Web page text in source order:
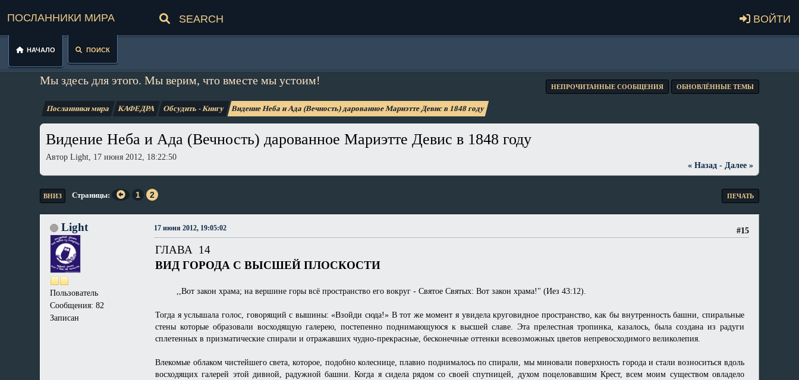
Посланники мира Войти
Начало Поиск
Мы здесь для этого. Мы верим, что вместе мы устоим! НЕПРОЧИТАННЫЕ СООБЩЕНИЯ ОБНОВЛЁННЫЕ ТЕМЫ
Посланники мира КАФЕДРА Обсудить - Книгу Видение Неба и Ада (Вечность) дарованное Мариэтте Девис в 1848 году
Видение Неба и Ада (Вечность) дарованное Мариэтте Девис в 1848 году
Автор Light, 17 июня 2012, 18:22:50
« Назад- Далее »
ПЕЧАТЬ
ВНИЗ Страницы 1 2
Light
Пользователь
Сообщения: 82
Записан
#15
17 июня 2012, 19:05:02
ГЛАВА 14
ВИД ГОРОДА С ВЫСШЕЙ ПЛОСКОСТИ
,,Вот закон храма; на вершине горы всё пространство его вокруг - Святое Святых: Вот закон храма!" (Иез 43:12).
Тогда я услышала голос, говорящий с вышины: «Взойди сюда!» В тот же момент я увидела круговидное пространство, как бы внутренность башни, спиральные
стены которые образовали восходящую галерею, постепенно поднимающуюся к высшей славе. Эта прелестная тропинка, казалось, была создана из радуги
сплетенных в призматические спирали и отражавших чудно-прекрасные, бесконечные оттенки всевозможных цветов непревосходимого великолепия.
Влекомые облаком чистейшего света, которое, подобно колеснице, плавно поднималось по спирали, мы миновали поверхность города и стали возноситься вдоль
восходящих галерей этой дивной, радужной башни. Когда я сидела рядом со своей спутницей, духом поцеловавшим Крест, всем моим существом овладело